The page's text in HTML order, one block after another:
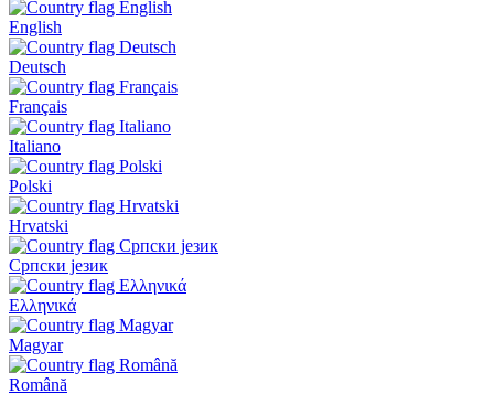
English
Deutsch
Français
Italiano
Polski
Hrvatski
Српски језик
Ελληνικά
Magyar
Română